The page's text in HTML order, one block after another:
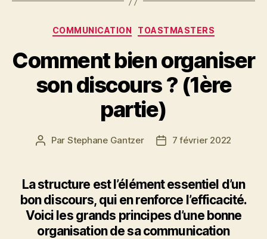
COMMUNICATION TOASTMASTERS
Comment bien organiser
son discours ? (1ère
partie)
Par Stephane Gantzer 7 février 2022
La structure est l’élément essentiel d’un
bon discours, qui en renforce l’efficacité.
Voici les grands principes d’une bonne
organisation de sa communication